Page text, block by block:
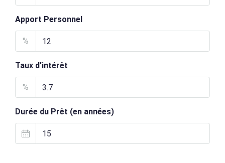
Apport Personnel
%
Taux d'intérêt
%
Durée du Prêt (en années)